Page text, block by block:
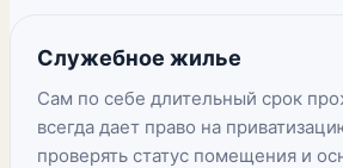
Служебное жилье
Сам по себе длительный срок
всегда дает право на
проверять статус помещения и